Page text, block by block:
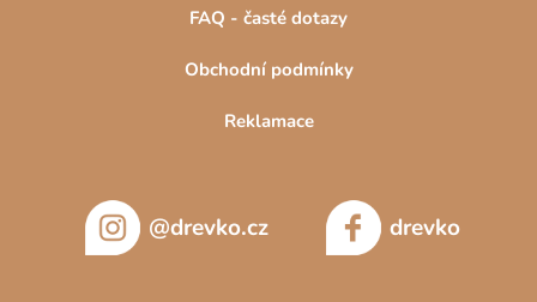
FAQ - časté dotazy
Obchodní podmínky
Reklamace
@drevko.cz drevko